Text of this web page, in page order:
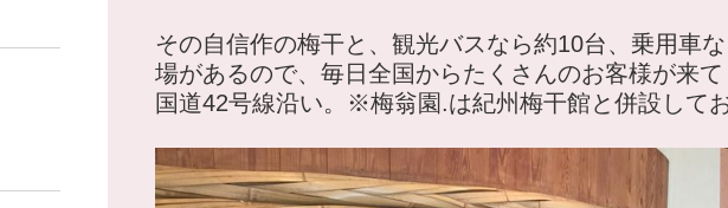
その自信作の梅干と、観光バスなら約10台、乗用車
場があるので、毎日全国からたくさんのお客様が来
国道42号線沿い。※梅翁園.は紀州梅干館と併設して